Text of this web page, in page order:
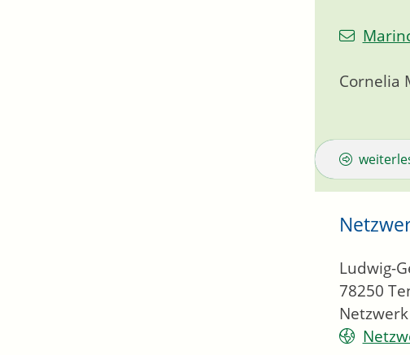
Cornelia
Ludwig-
78250